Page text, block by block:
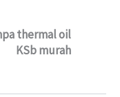
thermal oil
KSb murah